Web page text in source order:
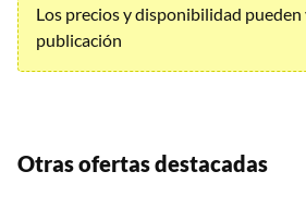
Los precios y disponibilidad
publicación
Otras ofertas destacadas